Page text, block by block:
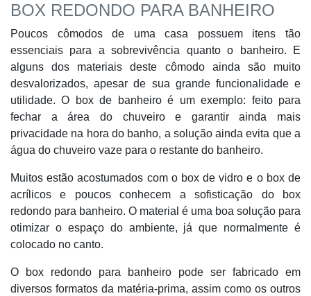
BOX REDONDO PARA BANHEIRO
Poucos cômodos de uma casa possuem itens tão
essenciais para a sobrevivência quanto o banheiro. E
alguns dos materiais deste cômodo ainda são muito
desvalorizados, apesar de sua grande funcionalidade e
utilidade. O box de banheiro é um exemplo: feito para
fechar a área do chuveiro e garantir ainda mais
privacidade na hora do banho, a solução ainda evita que a
água do chuveiro vaze para o restante do banheiro.
Muitos estão acostumados com o box de vidro e o box de
acrílicos e poucos conhecem a sofisticação do box
redondo para banheiro. O material é uma boa solução para
otimizar o espaço do ambiente, já que normalmente é
colocado no canto.
O box redondo para banheiro pode ser fabricado em
diversos formatos da matéria-prima, assim como os outros